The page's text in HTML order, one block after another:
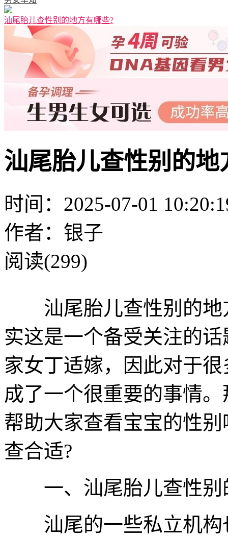
汕尾胎儿查性别的地方有哪些?
汕尾胎儿查性别的地
时间：2025-07-01
作者：银子
阅读(299)
汕尾胎儿查性别的地
实这是一个备受关注的
家女丁适嫁，因此对于
成了一个很重要的事情
帮助大家查看宝宝的性
查合适?
一、汕尾胎儿查性别
汕尾的一些私立机构